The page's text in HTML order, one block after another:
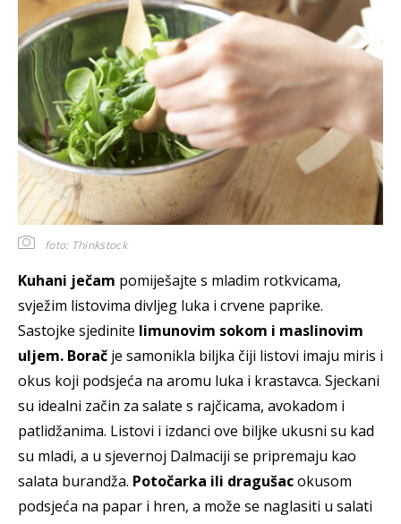
foto: Thinkstock
Kuhani ječam pomiješajte s mladim rotkvicama,
svježim listovima divljeg luka i crvene paprike.
Sastojke sjedinite limunovim sokom i maslinovim
uljem. Borač je samonikla biljka čiji listovi imaju miris i
okus koji podsjeća na aromu luka i krastavca. Sjeckani
su idealni začin za salate s rajčicama, avokadom i
patlidžanima. Listovi i izdanci ove biljke ukusni su kad
su mladi, a u sjevernoj Dalmaciji se pripremaju kao
salata burandža. Potočarka ili dragušacokusom
podsjeća na papar i hren, a može se naglasiti u salati